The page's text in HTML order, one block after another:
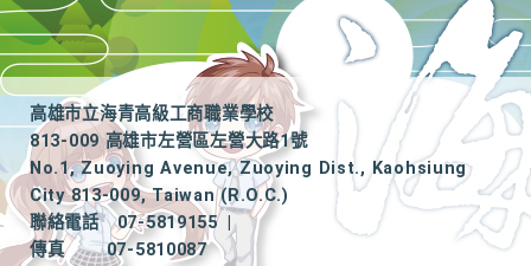
高雄市立海青高級工商職業學校
813-009 高雄市左營區左營大路1號
No.1, Zuoying Avenue, Zuoying Dist., Kaohsiung
City 813-009, Taiwan (R.O.C.)
聯絡電話
07-5819155
|
傳真
07-5810087